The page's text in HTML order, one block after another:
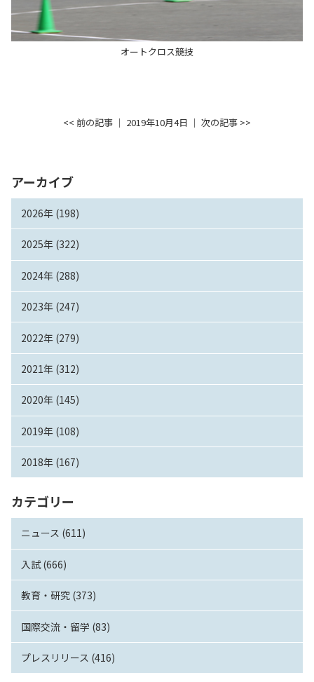
アーカイブ
2026年 (198)
2025年 (322)
2024年 (288)
2023年 (247)
2022年 (279)
2021年 (312)
2020年 (145)
2019年 (108)
2018年 (167)
カテゴリー
ニュース (611)
入試 (666)
教育・研究 (373)
国際交流・留学 (83)
プレスリリース (416)
オートクロス競技
<< 前の記事 │ 2019年10月4日 │ 次の記事 >>